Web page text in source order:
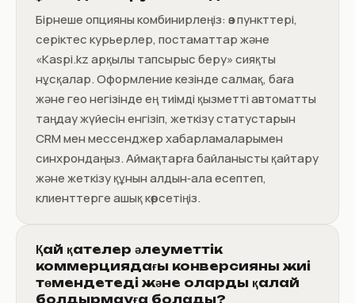
Бірнеше опцияны комбинирлеңіз: өз пункттері,
серіктес курьерлер, постаматтар және
«Kaspi.kz арқылы тапсырыс беру» сияқты
нұсқалар. Оформление кезінде салмақ, баға
және гео негізінде ең тиімді қызметті автоматты
таңдау жүйесін енгізіп, жеткізу статустарын
CRM мен мессенджер хабарламаларымен
синхрондаңыз. Аймақтарға байланысты қайтару
және жеткізу құнын алдын‑ала есептеп,
клиенттерге ашық көрсетіңіз.
Қай қателер әлеуметтік
коммерциядағы конверсияны жиі
төмендетеді және оларды қалай
болдырмауға болады?